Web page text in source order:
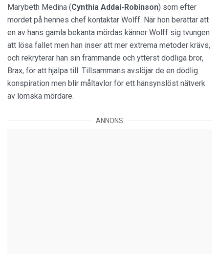
Marybeth Medina (Cynthia Addai-Robinson) som efter
mordet på hennes chef kontaktar Wolff. När hon berättar att
en av hans gamla bekanta mördas känner Wolff sig tvungen
att lösa fallet men han inser att mer extrema metoder krävs,
och rekryterar han sin främmande och ytterst dödliga bror,
Brax, för att hjälpa till. Tillsammans avslöjar de en dödlig
konspiration men blir måltavlor för ett hänsynslöst nätverk
av lömska mördare.
ANNONS